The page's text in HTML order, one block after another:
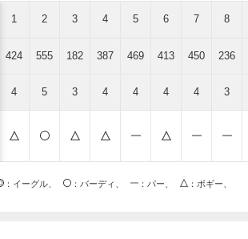
1 2 3 4 5 6 7 8
424 555 182 387 469 413 450 236
4 5 3 4 4 4 4 3
：イーグル、 ：バーディ、 ：パー、
：ボギー、